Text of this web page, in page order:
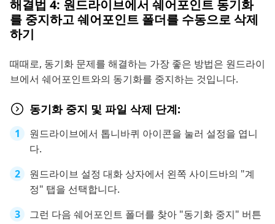
해결법 4: 원드라이브에서 쉐어포인트 동기화
를 중지하고 쉐어포인트 폴더를 수동으로 삭제
하기
때때로, 동기화 문제를 해결하는 가장 좋은 방법은 원드라이
브에서 쉐어포인트와의 동기화를 중지하는 것입니다.
동기화 중지 및 파일 삭제 단계:
원드라이브에서 톱니바퀴 아이콘을 눌러 설정을 엽니
다.
원드라이브 설정 대화 상자에서 왼쪽 사이드바의 "계
정" 탭을 선택합니다.
그런 다음 쉐어포인트 폴더를 찾아 "동기화 중지" 버튼